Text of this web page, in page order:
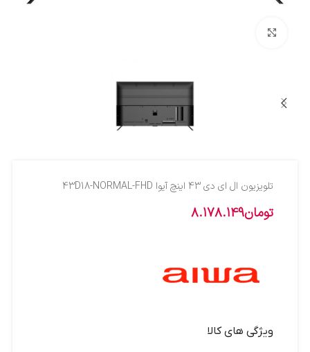
تلویزیون ال اي دي 43 اينچ آيوا 43D18-NORMAL-FHD
تومان8.178.149
ویژگی های کالا